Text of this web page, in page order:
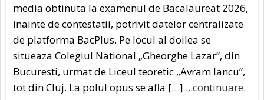
media obtinuta la examenul de Bacalaureat 2026,
inainte de contestatii, potrivit datelor centralizate
de platforma BacPlus. Pe locul al doilea se
situeaza Colegiul National „Gheorghe Lazar”, din
Bucuresti, urmat de Liceul teoretic „Avram Iancu”,
tot din Cluj. La polul opus se afla […] ...continuare.